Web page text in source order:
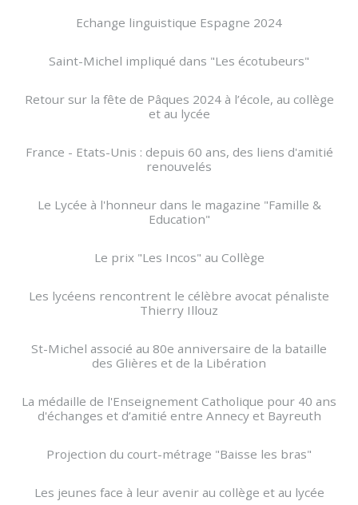
Echange linguistique Espagne 2024
Saint-Michel impliqué dans "Les écotubeurs"
Retour sur la fête de Pâques 2024 à l’école, au collège
et au lycée
France - Etats-Unis : depuis 60 ans, des liens d'amitié
renouvelés
Le Lycée à l'honneur dans le magazine "Famille &
Education"
Le prix "Les Incos" au Collège
Les lycéens rencontrent le célèbre avocat pénaliste
Thierry Illouz
St-Michel associé au 80e anniversaire de la bataille
des Glières et de la Libération
La médaille de l'Enseignement Catholique pour 40 ans
d'échanges et d’amitié entre Annecy et Bayreuth
Projection du court-métrage "Baisse les bras"
Les jeunes face à leur avenir au collège et au lycée